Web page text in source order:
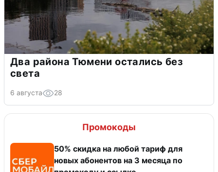
Два района Тюмени остались без
света
6 августа 28
Промокоды
50% скидка на любой тариф для
новых абонентов на 3 месяца по